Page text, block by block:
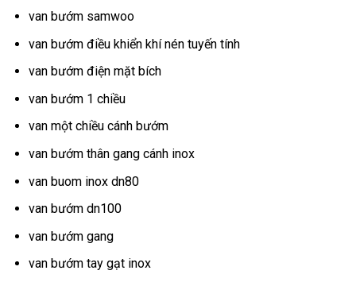
van bướm samwoo
van bướm điều khiển khí nén tuyến tính
van bướm điện mặt bích
van bướm 1 chiều
van một chiều cánh bướm
van bướm thân gang cánh inox
van buom inox dn80
van bướm dn100
van bướm gang
van bướm tay gạt inox